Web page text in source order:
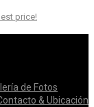
price!
de Fotos
& Ubicación